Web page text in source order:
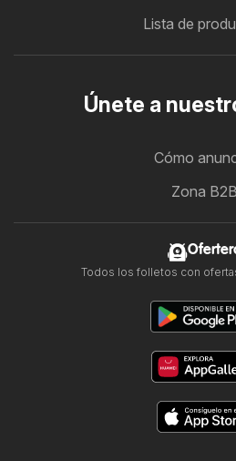
Lista de
Únete a
Cómo
Zona B2B
Todos los folletos con